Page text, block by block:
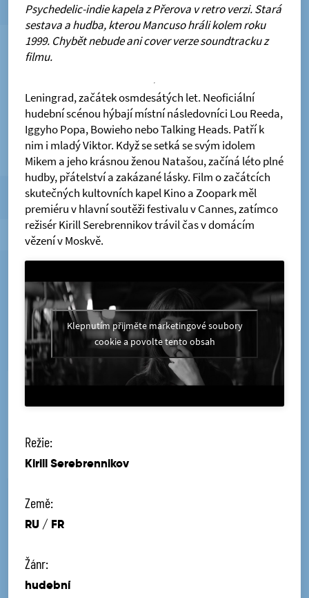
Psychedelic-indie kapela z Přerova v retro verzi. Stará
sestava a hudba, kterou Mancuso hráli kolem roku
1999. Chybět nebude ani cover verze soundtracku z
filmu.
Leningrad, začátek osmdesátých let. Neoficiální
hudební scénou hýbají místní následovníci Lou Reeda,
Iggyho Popa, Bowieho nebo Talking Heads. Patří k
nim i mladý Viktor. Když se setká se svým idolem
Mikem a jeho krásnou ženou Natašou, začíná léto plné
hudby, přátelství a zakázané lásky. Film o začátcích
skutečných kultovních kapel Kino a Zoopark měl
premiéru v hlavní soutěži festivalu v Cannes, zatímco
režisér Kirill Serebrennikov trávil čas v domácím
vězení v Moskvě.
Klepnutím přijměte marketingové soubory
cookie a povolte tento obsah
Režie:
Kirill Serebrennikov
Země:
RU / FR
Žánr:
hudební